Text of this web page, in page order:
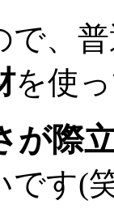
で、
を使
が際
です(